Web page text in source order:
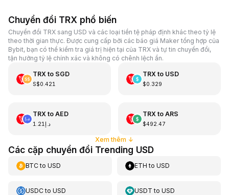
Chuyển đổi TRX phổ biến
Chuyển đổi TRX sang USD và các loại tiền tệ pháp định khác theo tỷ lệ
theo thời gian thực. Được cung cấp bởi các báo giá Maker tổng hợp của
Bybit, bạn có thể kiểm tra giá trị hiện tại của TRX và tự tin chuyển đổi,
tận hưởng tỷ lệ chính xác và không có chênh lệch ẩn.
TRXto SGD
S$0.421
TRXto USD
$0.329
TRXto AED
د.إ1.21
TRXto ARS
$492.47
Xem thêm ↓
Các cặp chuyển đổi Trending USD
BTCto USD ETH toUSD
USDCto USD USDT toUSD